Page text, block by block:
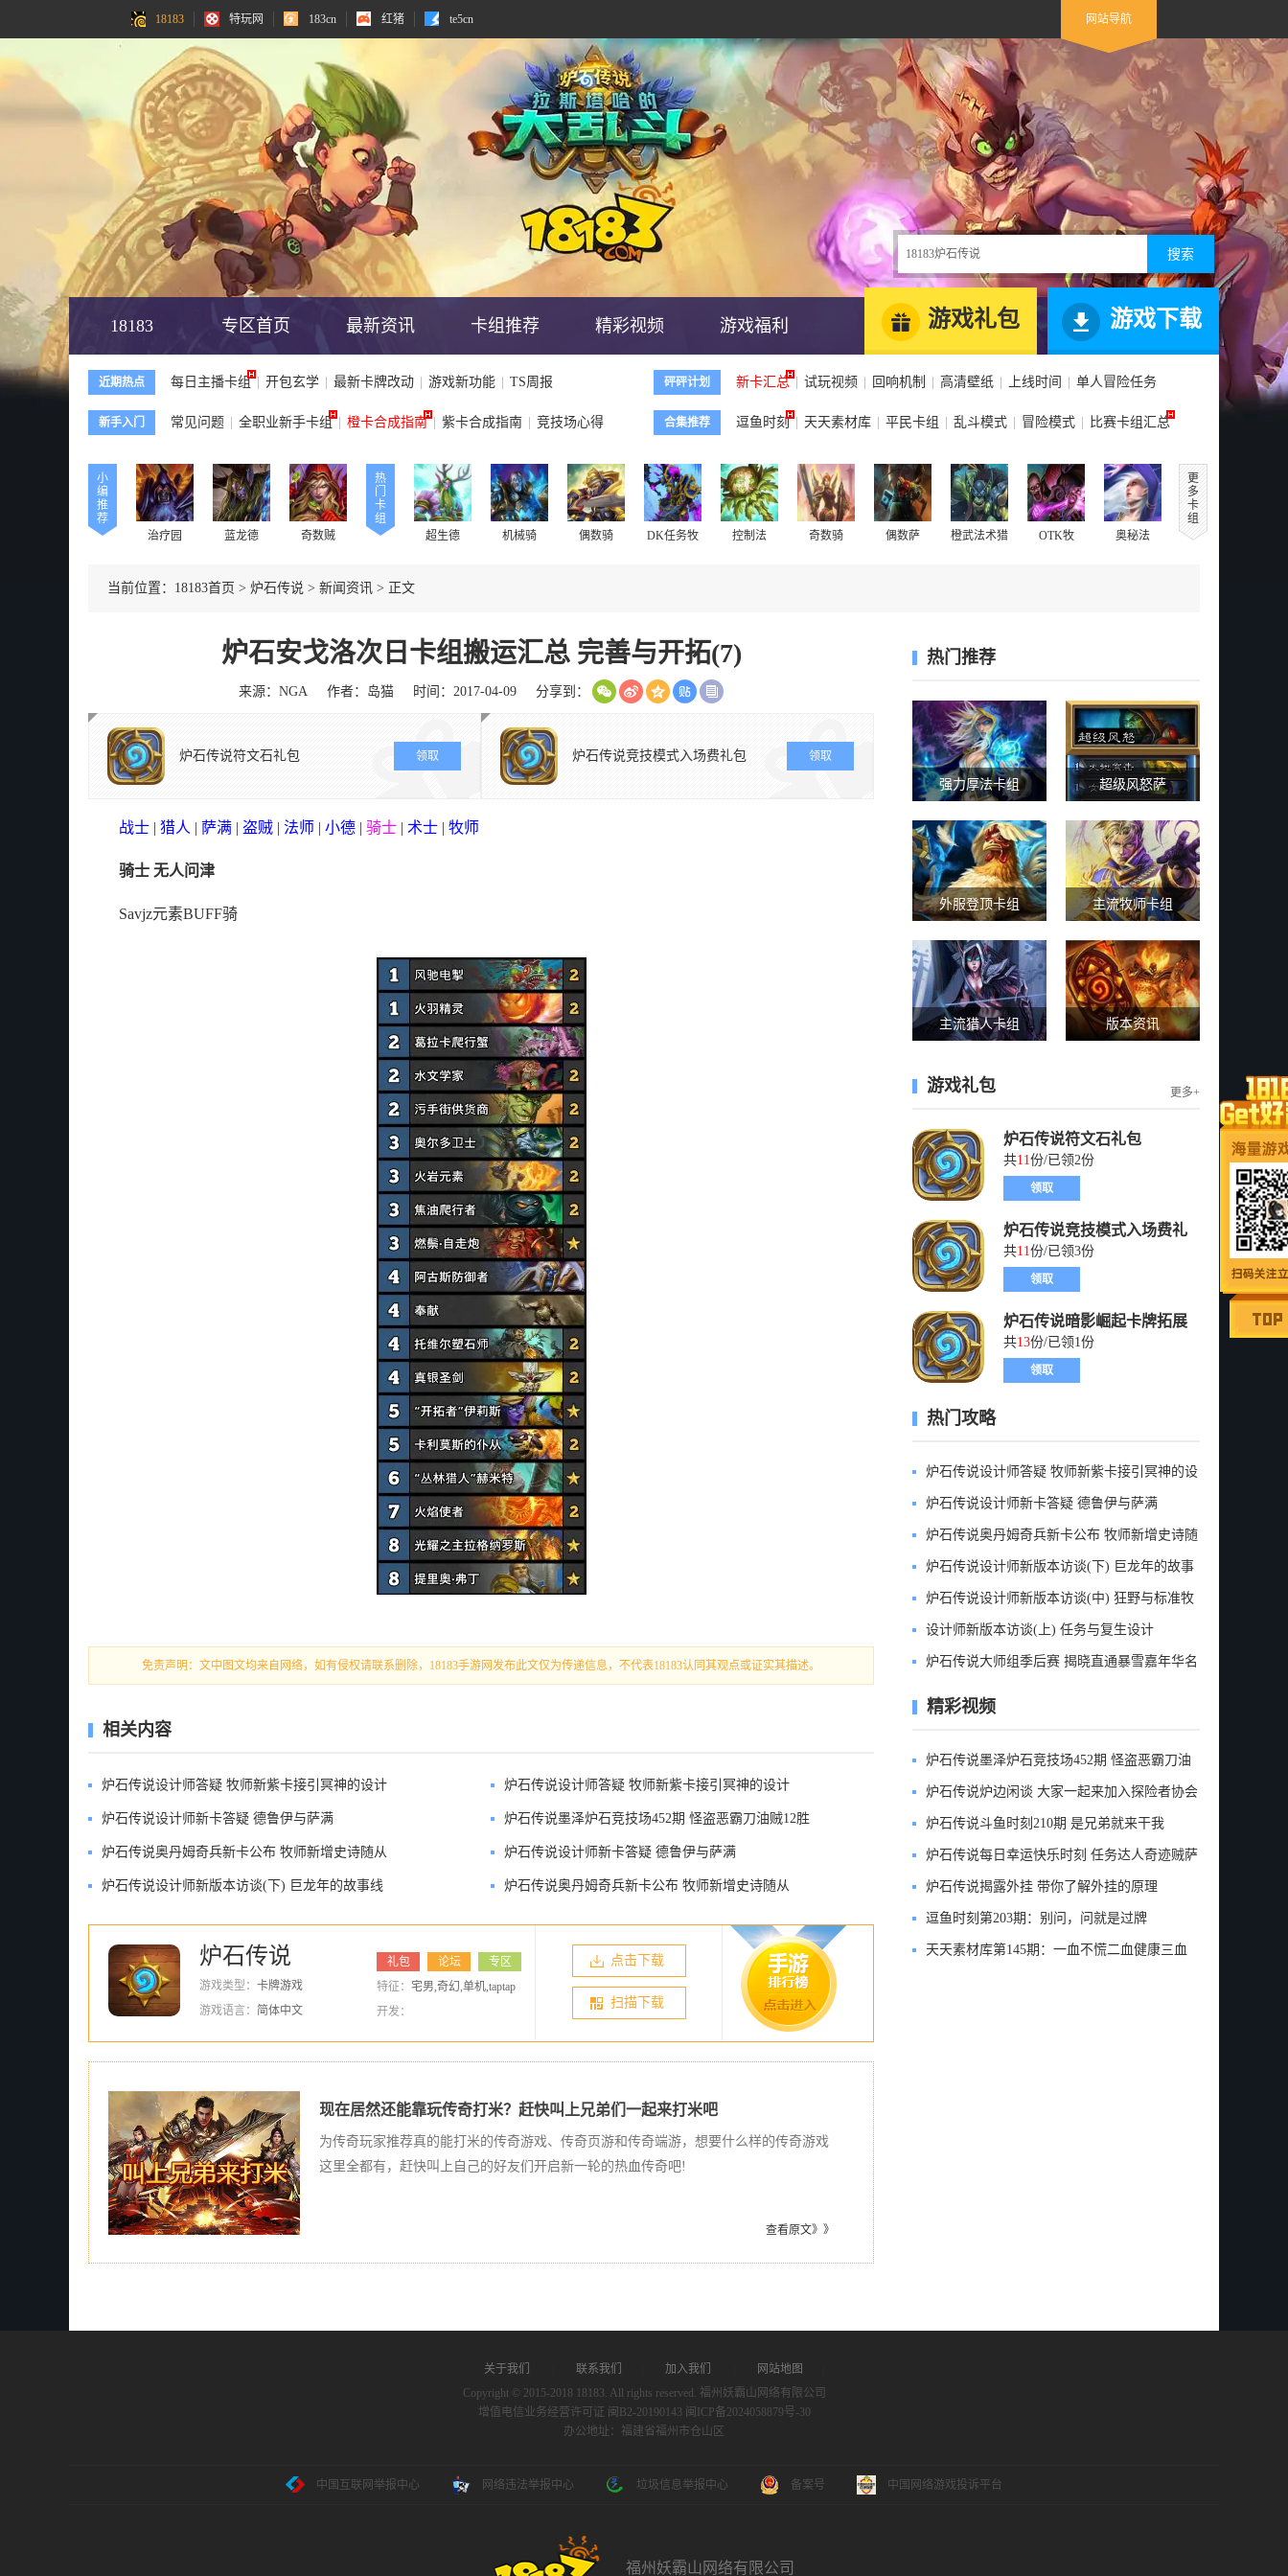
18183 特玩网 183cn 红猪 te5cn 网站导航
18183 特玩网 183cn 红猪 te5cn 网站导航
18183 专区首页 最新资讯 卡组推荐 精彩视频 游戏福利 游戏礼包 游戏下载
近期热点 每日主播卡组 开包玄学 最新卡牌改动 游戏新功能 TS周报
新手入门 常见问题 全职业新手卡组 橙卡合成指南 紫卡合成指南 竞技场心得
砰砰计划 新卡汇总 试玩视频 回响机制 高清壁纸 上线时间 单人冒险任务
合集推荐 逗鱼时刻 天天素材库 平民卡组 乱斗模式 冒险模式 比赛卡组汇总
小
编
推
荐
治疗园
蓝龙德 奇数贼
热
门
卡
组
超生德
机械骑 偶数骑 DK任务牧 控制法 奇数骑 偶数萨 橙武法术猎 OTK牧 奥秘法
更
多
卡
组
当前位置： 18183首页 > 炉石传说 > 新闻资讯 > 正文
炉石安戈洛次日卡组搬运汇总 完善与开拓(7)
来源：NGA 作者：岛猫 时间：2017-04-09 分享到：
炉石传说符文石礼包 领取 炉石传说竞技模式入场费礼包 领取
战士 | 猎人 | 萨满 | 盗贼 | 法师 | 小德 | 骑士 | 术士 | 牧师
骑士 无人问津
Savjz元素BUFF骑
免责声明：文中图文均来自网络，如有侵权请联系删除，18183手游网发布此文仅为传递信息，不代表18183认同其观点或证实其描述。
相关内容
炉石传说设计师答疑 牧师新紫卡接引冥神的设计
炉石传说设计师新卡答疑 德鲁伊与萨满
炉石传说奥丹姆奇兵新卡公布 牧师新增史诗随从
炉石传说设计师新版本访谈(下) 巨龙年的故事线
炉石传说设计师答疑 牧师新紫卡接引冥神的设计
炉石传说墨泽炉石竞技场452期 怪盗恶霸刀油贼12胜
炉石传说设计师新卡答疑 德鲁伊与萨满
炉石传说奥丹姆奇兵新卡公布 牧师新增史诗随从
炉石传说
游戏类型： 卡牌游戏
游戏语言： 简体中文
礼包 论坛
专区
特征： 宅男,奇幻,单机,taptap
开发：
点击下载
扫描下载
现在居然还能靠玩传奇打米？赶快叫上兄弟们一起来打米吧
为传奇玩家推荐真的能打米的传奇游戏、传奇页游和传奇端游，想要什么样的传奇游戏
这里全都有，赶快叫上自己的好友们开启新一轮的热血传奇吧!
查看原文》》
热门推荐
强力厚法卡组 超级风怒萨
外服登顶卡组 主流牧师卡组
主流猎人卡组 版本资讯
游戏礼包 更多+
炉石传说符文石礼包
共11份/已领2份
领取
炉石传说竞技模式入场费礼
包
共11份/已领3份
领取
炉石传说暗影崛起卡牌拓展
包礼包
共13份/已领1份
领取
热门攻略
炉石传说设计师答疑 牧师新紫卡接引冥神的设
炉石传说设计师新卡答疑 德鲁伊与萨满
炉石传说奥丹姆奇兵新卡公布 牧师新增史诗随
炉石传说设计师新版本访谈(下) 巨龙年的故事
炉石传说设计师新版本访谈(中) 狂野与标准牧
设计师新版本访谈(上) 任务与复生设计
炉石传说大师组季后赛 揭晓直通暴雪嘉年华名
精彩视频
炉石传说墨泽炉石竞技场452期 怪盗恶霸刀油
炉石传说炉边闲谈 大家一起来加入探险者协会
炉石传说斗鱼时刻210期 是兄弟就来干我
炉石传说每日幸运快乐时刻 任务达人奇迹贼萨
炉石传说揭露外挂 带你了解外挂的原理
逗鱼时刻第203期：别问，问就是过牌
天天素材库第145期：一血不慌二血健康三血
关于我们 联系我们 加入我们 网站地图
Copyright © 2015-2018 18183. All rights reserved. 福州妖霸山网络有限公司
增值电信业务经营许可证 闽B2-20190143 闽ICP备2024058879号-30
办公地址：福建省福州市仓山区
中国互联网举报中心 网络违法举报中心 垃圾信息举报中心 备案号 中国网络游戏投诉平台
福州妖霸山网络有限公司